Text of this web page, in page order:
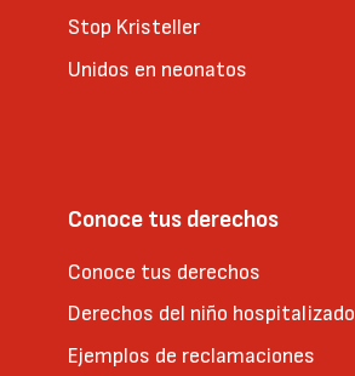
Stop Kristeller
Unidos en neonatos
Conoce tus derechos
Conoce tus derechos
Derechos del niño hospitalizado
Ejemplos de reclamaciones